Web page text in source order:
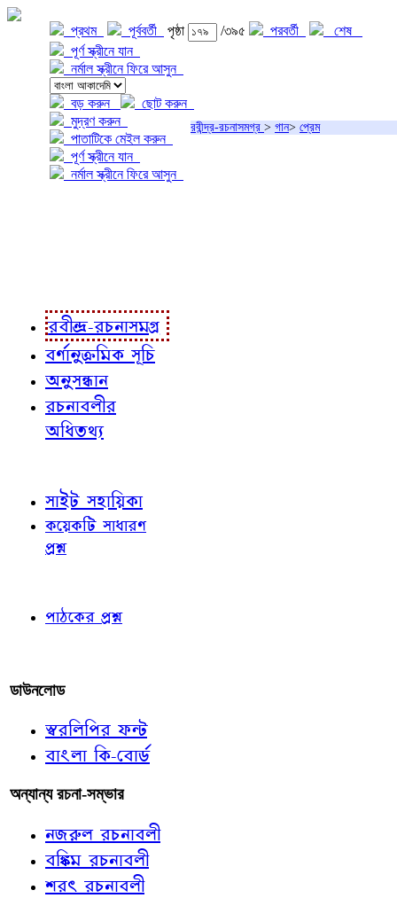
প্রথম পূর্ববর্তী পৃষ্ঠা /৩৯৫ পরবর্তী
শেষ
পূর্ণ স্ক্রীনে যান
নর্মাল স্ক্রীনে ফিরে আসুন
বড় করুন
ছোট করুন
মুদ্রণ করুন
পাতাটিকে মেইল করুন
পূর্ণ স্ক্রীনে যান
নর্মাল স্ক্রীনে ফিরে আসুন
রবীন্দ্র-রচনাসমগ্র > গান> প্রেম
রবীন্দ্র-রচনাসমগ্র
বর্ণানুক্রমিক সূচি
অনুসন্ধান
রচনাবলীর
অধিতথ্য
সাইট সহায়িকা
কয়েকটি সাধারণ
প্রশ্ন
পাঠকের প্রশ্ন
ডাউনলোড
স্বরলিপির ফন্ট
বাংলা কি-বোর্ড
অন্যান্য রচনা-সম্ভার
নজরুল রচনাবলী
বঙ্কিম রচনাবলী
শরৎ রচনাবলী